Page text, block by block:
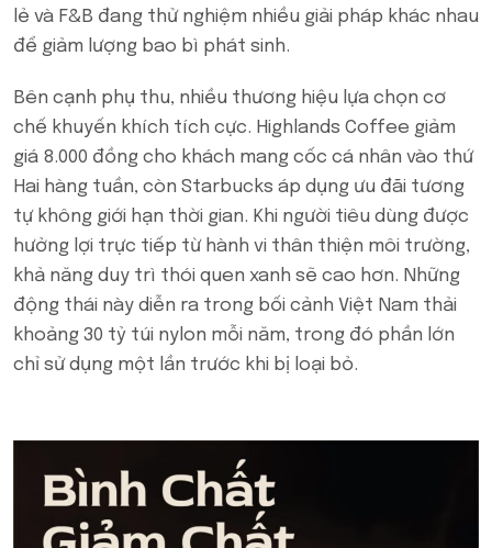
lẻ và F&B đang thử nghiệm nhiều giải pháp khác nhau
để giảm lượng bao bì phát sinh.
Bên cạnh phụ thu, nhiều thương hiệu lựa chọn cơ
chế khuyến khích tích cực. Highlands Coffee giảm
giá 8.000 đồng cho khách mang cốc cá nhân vào thứ
Hai hàng tuần, còn Starbucks áp dụng ưu đãi tương
tự không giới hạn thời gian. Khi người tiêu dùng được
hưởng lợi trực tiếp từ hành vi thân thiện môi trường,
khả năng duy trì thói quen xanh sẽ cao hơn. Những
động thái này diễn ra trong bối cảnh Việt Nam thải
khoảng 30 tỷ túi nylon mỗi năm, trong đó phần lớn
chỉ sử dụng một lần trước khi bị loại bỏ.